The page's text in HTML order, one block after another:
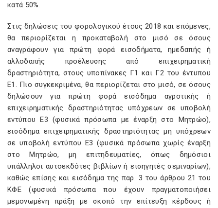
κατά 50%.
Στις δηλώσεις του φορολογικού έτους 2018 και επόμενες,
θα περιορίζεται η προκαταβολή στο μισό σε όσους
αναγράφουν για πρώτη φορά εισοδήματα, ημεδαπής ή
αλλοδαπής προέλευσης από επιχειρηματική
δραστηριότητα, στους υποπίνακες Γ1 και Γ2 του έντυπου
Ε1. Πιο συγκεκριμένα, θα περιορίζεται στο μισό, σε όσους
δηλώσουν για πρώτη φορά εισόδημα αγροτικής ή
επιχειρηματικής δραστηριότητας υπόχρεων σε υποβολή
εντύπου Ε3 (φυσικά πρόσωπα με έναρξη στο Μητρώο),
εισόδημα επιχειρηματικής δραστηριότητας μη υπόχρεων
σε υποβολή εντύπου Ε3 (φυσικά πρόσωπα χωρίς έναρξη
στο Μητρώο, μη επιτηδευματίες, όπως δημόσιοι
υπάλληλοι αυτοεκδότες βιβλίων ή εισηγητές σεμιναρίων),
καθώς επίσης και εισόδημα της παρ. 3 του άρθρου 21 του
ΚΦΕ (φυσικά πρόσωπα που έχουν πραγματοποιήσει
μεμονωμένη πράξη με σκοπό την επίτευξη κέρδους ή